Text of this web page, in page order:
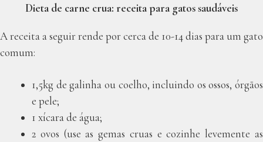
Dieta de carne crua: receita para gatos saudáveis
A receita a seguir rende por cerca de 10-14 dias para um gato
comum:
1,5kg de galinha ou coelho, incluindo os ossos, órgãos
e pele;
1 xícara de água;
2 ovos (use as gemas cruas e cozinhe levemente as